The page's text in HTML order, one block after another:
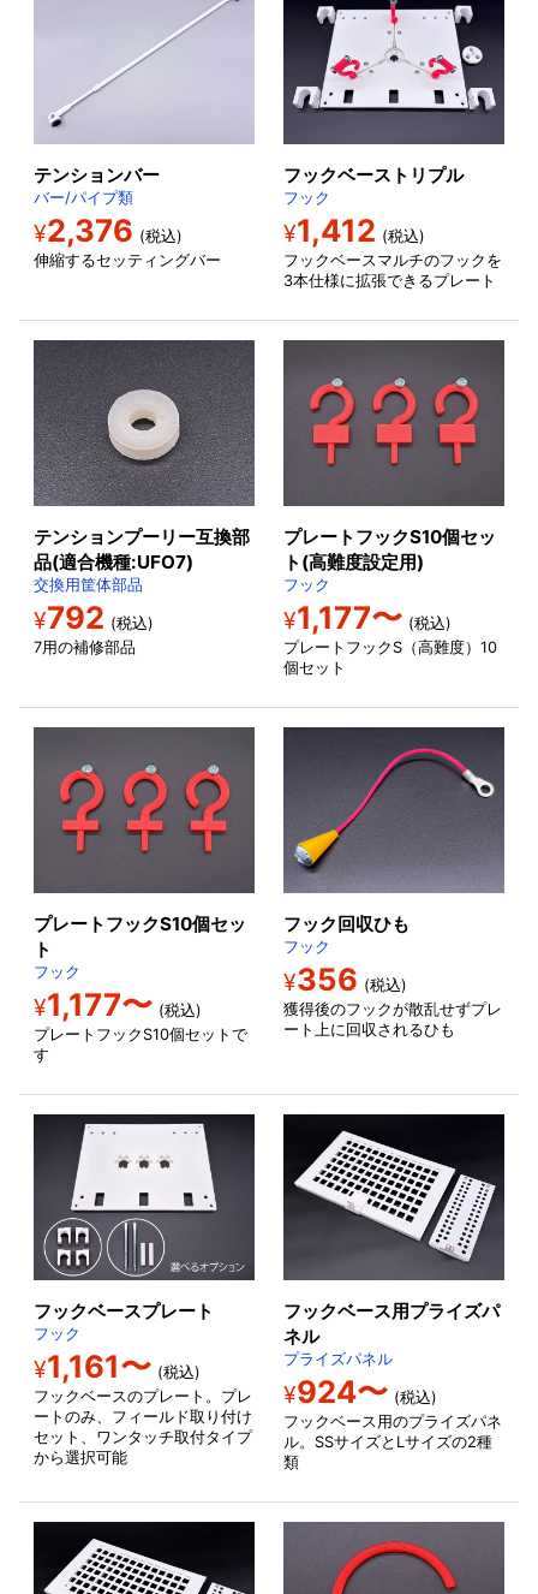
テンションバー
バー/パイプ類
¥2,376 (税込)
伸縮するセッティングバー
フックベーストリプル
フック
¥1,412 (税込)
フックベースマルチのフックを
3本仕様に拡張できるプレート
テンションプーリー互換部
品(適合機種:UFO7)
交換用筐体部品
¥792 (税込)
7用の補修部品
プレートフックS10個セッ
ト(高難度設定用)
フック
¥1,177〜 (税込)
プレートフックS（高難度）10
個セット
プレートフックS10個セッ
ト
フック
¥1,177〜 (税込)
プレートフックS10個セットで
す
フック回収ひも
フック
¥356 (税込)
獲得後のフックが散乱せずプレ
ート上に回収されるひも
フックベースプレート
フック
¥1,161〜 (税込)
フックベースのプレート。プレ
ートのみ、フィールド取り付け
セット、ワンタッチ取付タイプ
から選択可能
フックベース用プライズパ
ネル
プライズパネル
¥924〜 (税込)
フックベース用のプライズパネ
ル。SSサイズとLサイズの2種
類